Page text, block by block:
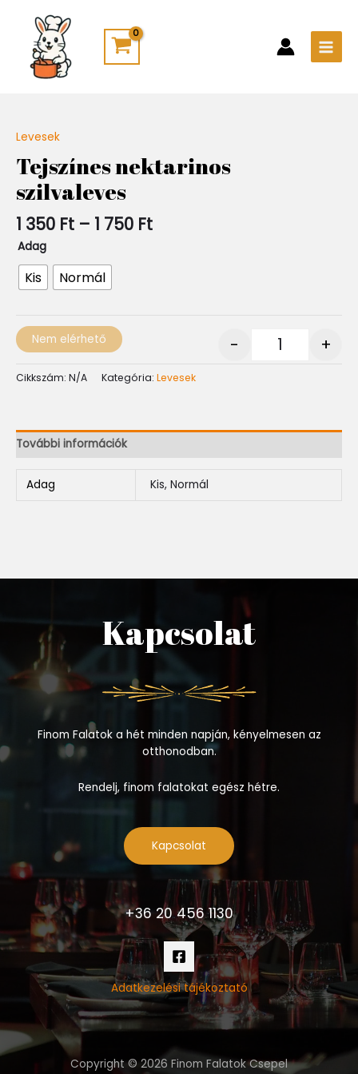
content
Levesek
Tejszínes nektarinos
szilvaleves
1 350 Ft – 1 750 Ft
1
350 Ft
750 Ft
Adag
Kis Normál
- +
Nem elérhető
Cikkszám: N/A Kategória: Levesek
További információk
Adag Kis, Normál
Kapcsolat
Finom Falatok a hét minden napján, kényelmesen az
otthonodban.
Rendelj, finom falatokat egész hétre.
Kapcsolat
+36 20 456 1130
Adatkezelési tájékoztató
Copyright © 2026 Finom Falatok Csepel